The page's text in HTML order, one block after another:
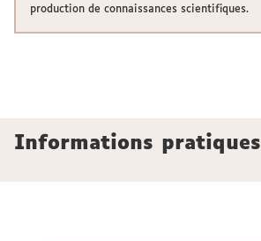
production de connaissances scientifiques.
Informations pratiques